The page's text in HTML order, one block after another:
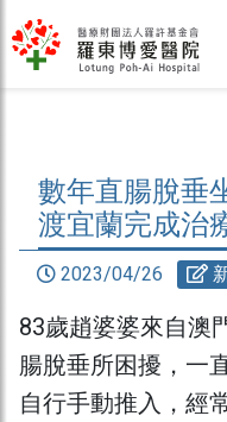
數年直腸脫垂
渡宜蘭完成治
2023/04/26
83歲趙婆婆來自澳
腸脫垂所困擾，一
自行手動推入，經